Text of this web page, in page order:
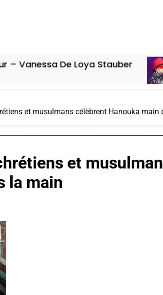
De Loya Stauber
5
et musulmans célèbrent Hanouka main
et
la main